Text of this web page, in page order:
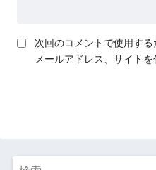
次回のコメントで使用する
メールアドレス、サイトを